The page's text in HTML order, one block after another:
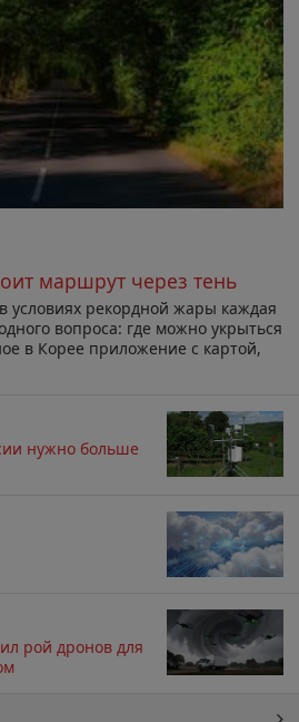
маршрут через тень
условиях рекордной жары каждая
вопроса: где можно укрыться
в Корее приложение с картой,
нужно больше
рой дронов для